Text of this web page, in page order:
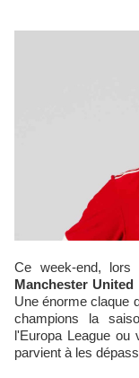
Ce week-end,
Manchester United
Une énorme claque
champions la
l'Europa League ou
parvient à les